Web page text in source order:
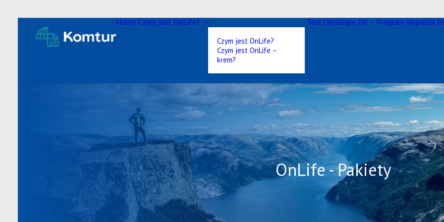
Home Czym jest OnLife?
Czym jest OnLife?
Czym jest OnLife –
krem?
Test Oncotype DX – Program Wsparcia
OnLife - Pakiety